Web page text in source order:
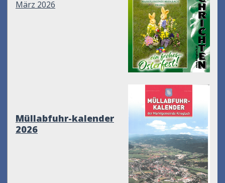
März 2026
Müllabfuhr-kalender
2026